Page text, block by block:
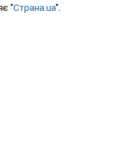
"Страна.ua".